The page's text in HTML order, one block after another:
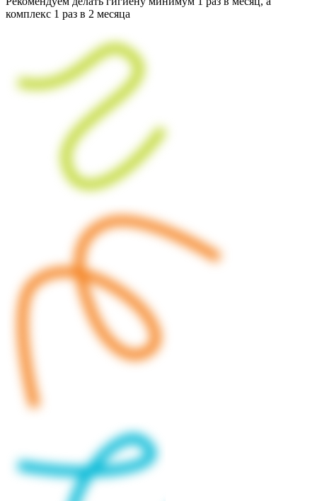
комплекс 1 раз в 2 месяца